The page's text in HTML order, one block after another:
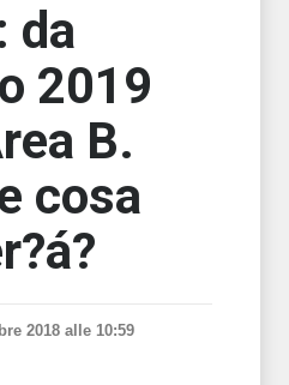
da
2019
B.
cosa
2018 alle 10:59